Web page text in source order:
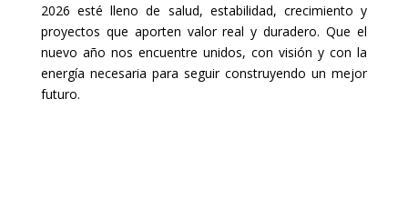
2026 esté lleno de salud, estabilidad, crecimiento y
proyectos que aporten valor real y duradero. Que el
nuevo año nos encuentre unidos, con visión y con la
energía necesaria para seguir construyendo un mejor
futuro.